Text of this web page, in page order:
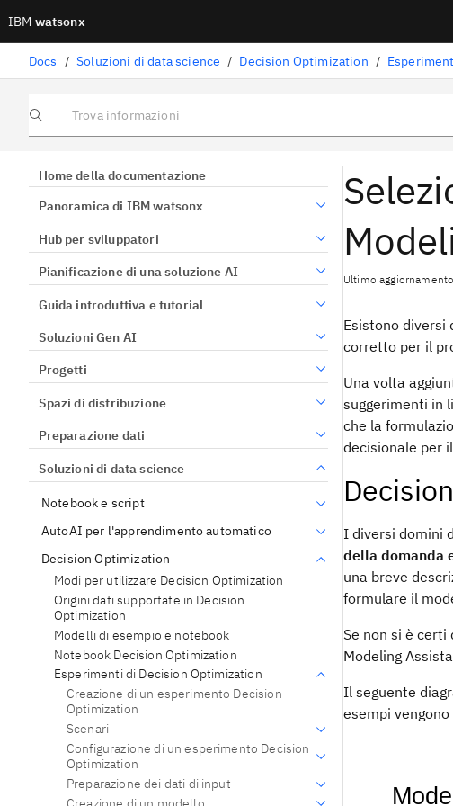
IBM watsonx
Docs / Soluzioni di data science / Decision Optimization /
Trova informazioni
Home della documentazione
Panoramica di IBM watsonx
Hub per sviluppatori
Pianificazione di una soluzione AI
Guida introduttiva e tutorial
Soluzioni Gen AI
Progetti
Spazi di distribuzione
Preparazione dati
Soluzioni di data science
Notebook e script
AutoAI per l'apprendimento automatico
Decision Optimization
Modi per utilizzare Decision Optimization
Origini dati supportate in Decision
Optimization
Modelli di esempio e notebook
Notebook Decision Optimization
Esperimenti di Decision Optimization
Creazione di un esperimento Decision
Optimization
Scenari
Configurazione di un esperimento Decision
Optimization
Preparazione dei dati di input
Ultimo
Esistono diversi
corretto per il
Una volta
suggerimenti in
che la
decisionale per
I diversi domini
della domanda
una breve
formulare il
Se non si è certi
Modeling
Il seguente
esempi